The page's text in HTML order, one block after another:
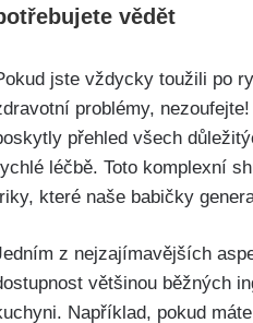
vědět
‍jste vždycky toužili po
problémy,
přehled všech
léčbě. Toto komplexní
které naše babičky
z nejzajímavějších
většinou běžných
Například, pokud